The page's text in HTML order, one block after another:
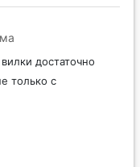
достаточно
только с